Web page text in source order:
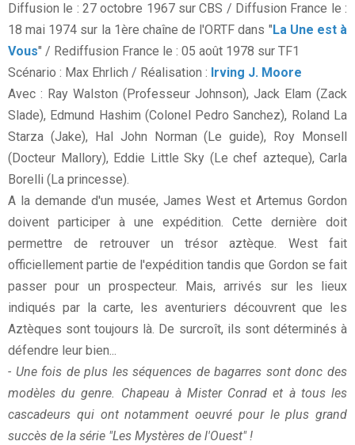
Diffusion le : 27 octobre 1967 sur CBS / Diffusion France le :
18 mai 1974 sur la 1ère chaîne de l'ORTF dans " La Une est à
Vous" / Rediffusion France le : 05 août 1978 sur TF1
Scénario : Max Ehrlich / Réalisation : Irving J. Moore
Avec : Ray Walston (Professeur Johnson), Jack Elam (Zack
Slade), Edmund Hashim (Colonel Pedro Sanchez), Roland La
Starza (Jake), Hal John Norman (Le guide), Roy Monsell
(Docteur Mallory), Eddie Little Sky (Le chef azteque), Carla
Borelli (La princesse).
A la demande d'un musée, James West et Artemus Gordon
doivent participer à une expédition. Cette dernière doit
permettre de retrouver un trésor aztèque. West fait
officiellement partie de l'expédition tandis que Gordon se fait
passer pour un prospecteur. Mais, arrivés sur les lieux
indiqués par la carte, les aventuriers découvrent que les
Aztèques sont toujours là. De surcroît, ils sont déterminés à
défendre leur bien...
- Une fois de plus les séquences de bagarres sont donc des
modèles du genre. Chapeau à Mister Conrad et à tous les
cascadeurs qui ont notamment oeuvré pour le plus grand
succès de la série "Les Mystères de l'Ouest" !